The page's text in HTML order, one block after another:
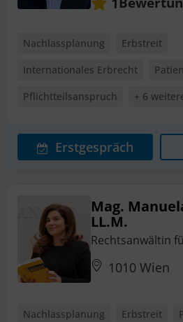
Nachlassplanung
Erbstreit
Internationales Erbrecht
Pflichtteilsanspruch
+ 6
Erstgespräch
Mag.
LL.M.
Rechtsanwältin
1010 Wien
Nachlassplanung Erbstreit